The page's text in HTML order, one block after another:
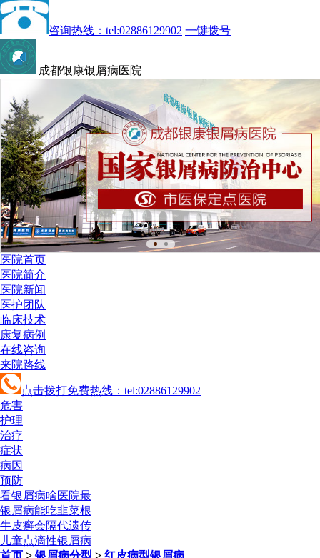
咨询热线：tel:02886129902 一键拨号
成都银康银屑病医院
医院首页
医院简介
医院新闻
医护团队
临床技术
康复病例
在线咨询
来院路线
点击拨打免费热线：tel:02886129902
危害
护理
治疗
症状
病因
预防
看银屑病啥医院最
银屑病能吃韭菜根
牛皮癣会隔代遗传
儿童点滴性银屑病